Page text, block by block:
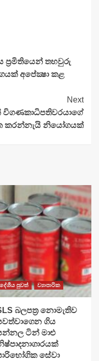
ප්‍රමිතියෙන් තහවුරු
අපේක්‍ෂා කළ
Next
කරන්නැයි නියෝගයක්
දේශීය පුවත් ව්‍යාපාරික
බලපත්‍ර නොමැතිව
ගිය
ටින් මාළු
සේවා